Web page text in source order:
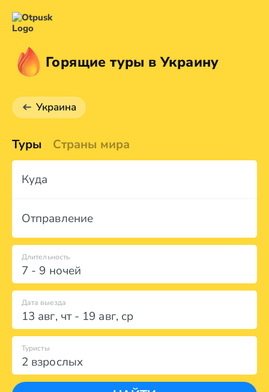
Горящие туры в Украину
Украина
Туры Страны мира
Куда
Отправление
7 - 9 ночей
Длительность
Дата выезда
13 авг, чт- 19 авг, ср
2 взрослых
Туристы